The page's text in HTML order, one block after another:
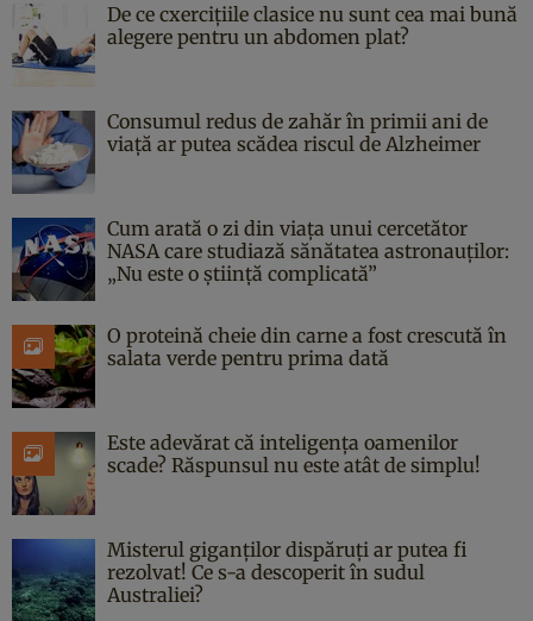
De ce cxercițiile clasice nu sunt cea mai bună
alegere pentru un abdomen plat?
Consumul redus de zahăr în primii ani de
viață ar putea scădea riscul de Alzheimer
Cum arată o zi din viața unui cercetător
NASA care studiază sănătatea astronauților:
„Nu este o știință complicată”
O proteină cheie din carne a fost crescută în
salata verde pentru prima dată
Este adevărat că inteligența oamenilor
scade? Răspunsul nu este atât de simplu!
Misterul giganților dispăruți ar putea fi
rezolvat! Ce s-a descoperit în sudul
Australiei?